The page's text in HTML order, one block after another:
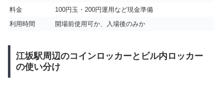
料金
100円玉・200円運用など現金準備
利用時間
開場前使用可か、入場後のみか
江坂駅周辺のコインロッカーとビル内ロッカー
の使い分け